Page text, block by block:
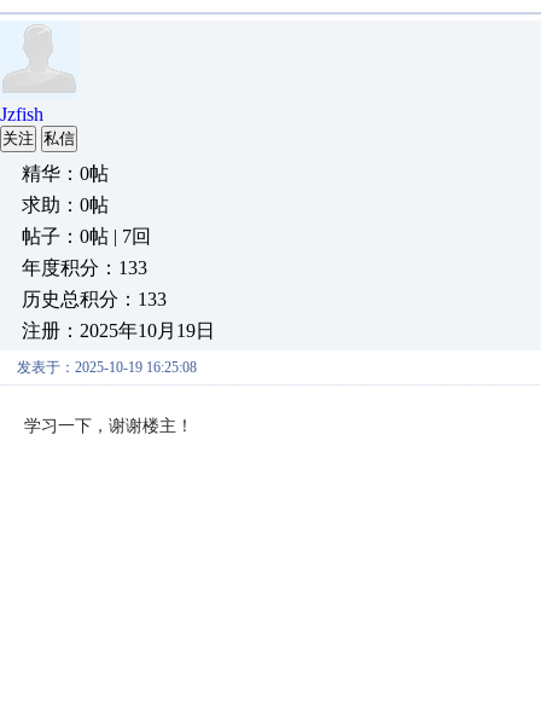
Jzfish
关注 私信
精华：0帖
求助：0帖
帖子：0帖 | 7回
年度积分：133
历史总积分：133
注册：2025年10月19日
发表于：2025-10-19 16:25:08
学习一下，谢谢楼主！